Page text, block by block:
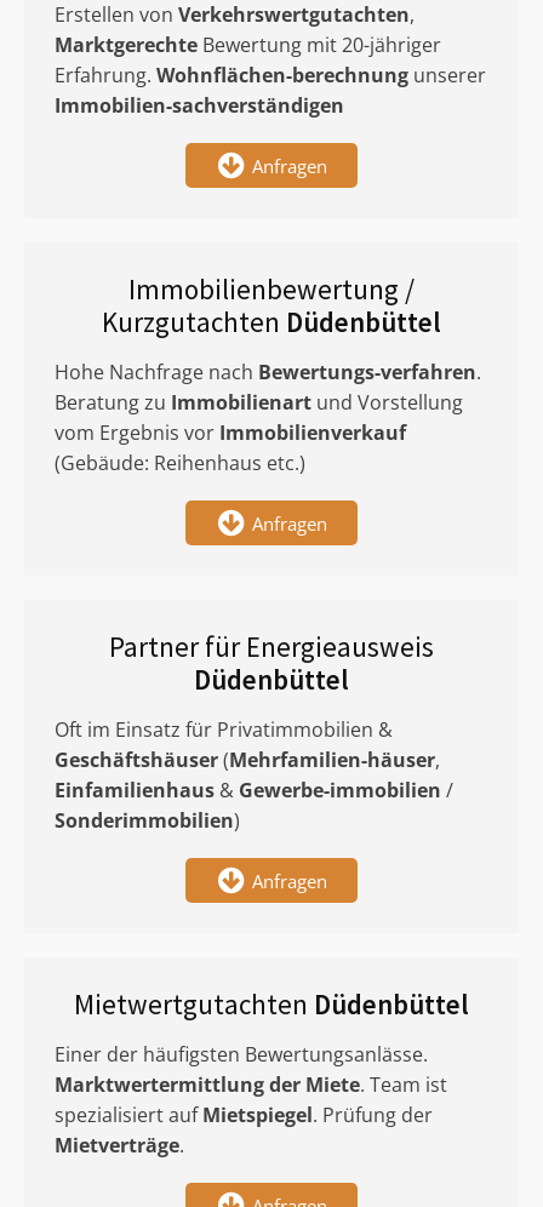
Erstellen von Verkehrswertgutachten,
Marktgerechte Bewertung mit 20-jähriger
Erfahrung. Wohnflächen-berechnung unserer
Immobilien-sachverständigen
Anfragen
Immobilienbewertung /
Kurzgutachten Düdenbüttel
Hohe Nachfrage nach Bewertungs-verfahren.
Beratung zu Immobilienart und Vorstellung
vom Ergebnis vor Immobilienverkauf
(Gebäude: Reihenhaus etc.)
Anfragen
Partner für Energieausweis
Düdenbüttel
Oft im Einsatz für Privatimmobilien &
Geschäftshäuser(Mehrfamilien-häuser,
Einfamilienhaus & Gewerbe-immobilien /
Sonderimmobilien)
Anfragen
Mietwertgutachten Düdenbüttel
Einer der häufigsten Bewertungsanlässe.
Marktwertermittlungder Miete. Team ist
spezialisiert aufMietspiegel. Prüfung der
Mietverträge.